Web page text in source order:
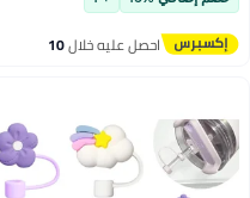
عنوان الجزيرة ، لوازم المطبخ ،
المطاعم
أقل سعر في 7 يوم
خصم إضافي %15